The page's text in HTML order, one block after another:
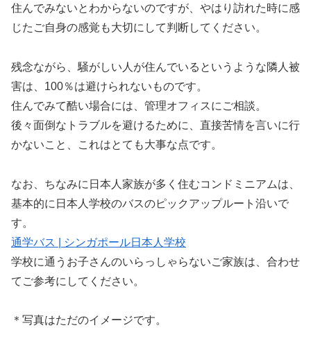
住んでみないとわからないのですが、やはり訪れた時に感
じたご自身の感覚も大切にして判断してください。
残念ながら、騒がしい人が住んでいるというような隣人被
害は、100％は避けられないものです。
住んでみて酷い場合には、管理オフィスにご相談。
後々面倒なトラブルを避けるために、直接苦情を言いに行
かないこと、これはとても大事な点です。
なお、ちなみに日本人家族が多く住むコンドミニアムは、
基本的に日本人学校のバスのピックアップルート沿いで
す。
通学バス | シンガポール日本人学校
学校に通うお子さんのいらっしゃらないご家族は、合わせ
てご参考にしてください。
＊写真はただのイメージです。